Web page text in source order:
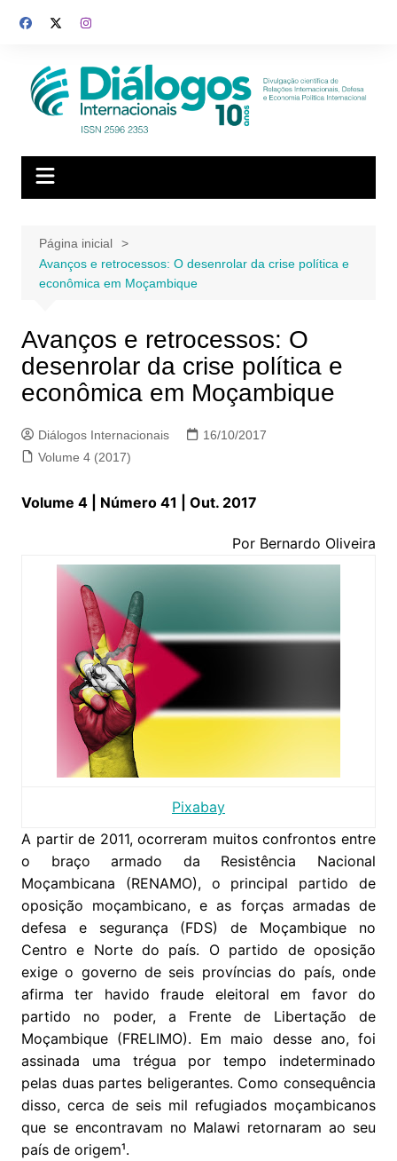
para
conteúdo
Página inicial
Avanços e retrocessos: O desenrolar da crise política e
econômica em Moçambique
Avanços e retrocessos: O
desenrolar da crise política e
econômica em Moçambique
Diálogos Internacionais
16/10/2017
Volume 4 (2017)
Volume 4 | Número 41 | Out. 2017
Por Bernardo Oliveira
Pixabay
A partir de 2011, ocorreram muitos confrontos entre
o braço armado da Resistência Nacional
Moçambicana (RENAMO), o principal partido de
oposição moçambicano, e as forças armadas de
defesa e segurança (FDS) de Moçambique no
Centro e Norte do país. O partido de oposição
exige o governo de seis províncias do país, onde
afirma ter havido fraude eleitoral em favor do
partido no poder, a Frente de Libertação de
Moçambique (FRELIMO). Em maio desse ano, foi
assinada uma trégua por tempo indeterminado
pelas duas partes beligerantes. Como consequência
disso, cerca de seis mil refugiados moçambicanos
que se encontravam no Malawi retornaram ao seu
país de origem¹.